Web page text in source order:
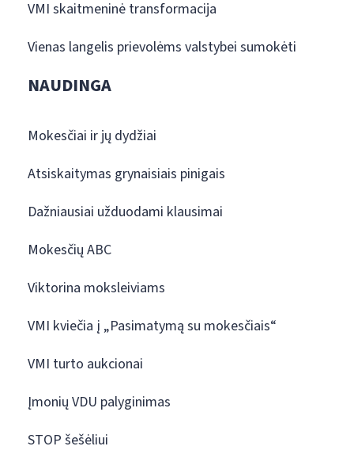
VMI skaitmeninė transformacija
Vienas langelis prievolėms valstybei sumokėti
NAUDINGA
Mokesčiai ir jų dydžiai
Atsiskaitymas grynaisiais pinigais
Dažniausiai užduodami klausimai
Mokesčių ABC
Viktorina moksleiviams
VMI kviečia į „Pasimatymą su mokesčiais“
VMI turto aukcionai
Įmonių VDU palyginimas
STOP šešėliui